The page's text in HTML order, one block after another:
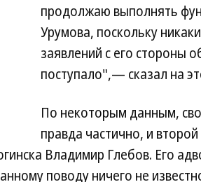
продолжаю выполнять
Урумова, поскольку
заявлений с его стороны
поступало",— сказал на
По некоторым данным,
правда частично, и
Владимир Глебов. Его
поводу ничего не